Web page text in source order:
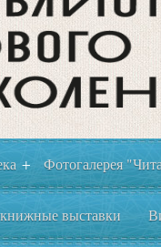
+ Фотогалерея
выставки